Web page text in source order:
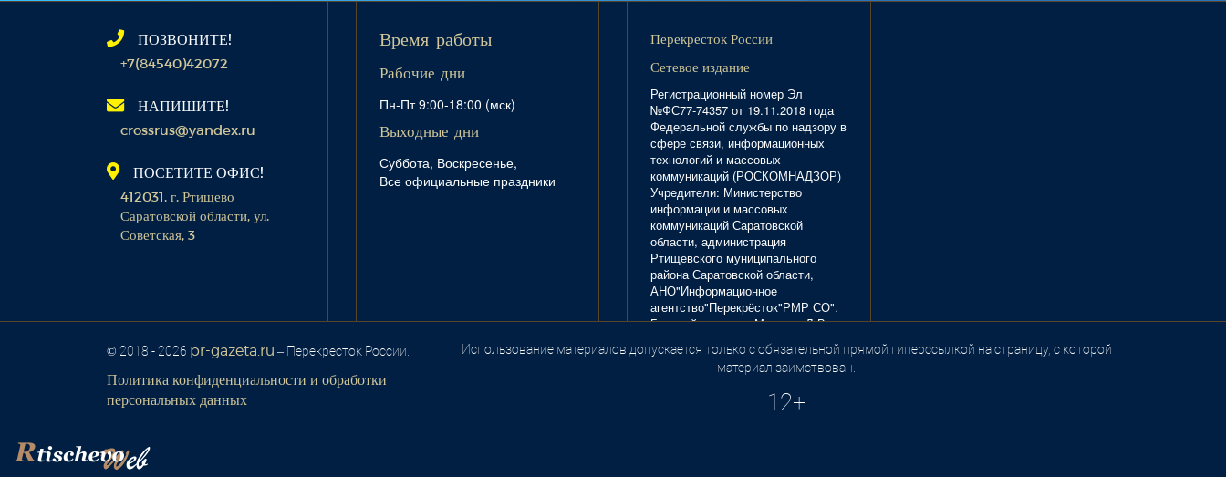
ПОЗВОНИТЕ!
+7(84540)42072
НАПИШИТЕ!
crossrus@yandex.ru
ПОСЕТИТЕ ОФИС!
412031, г. Ртищево
Саратовской области, ул.
Советская, 3
Время работы
Рабочие дни
Пн-Пт 9:00-18:00 (мск)
Выходные дни
Суббота, Воскресенье,
Все официальные праздники
Перекресток России
Сетевое издание
Регистрационный номер Эл
№ФС77-74357 от 19.11.2018 года
Федеральной службы по надзору в
сфере связи, информационных
технологий и массовых
коммуникаций (РОСКОМНАДЗОР)
Учредители: Министерство
информации и массовых
коммуникаций Саратовской
области, администрация
Ртищевского муниципального
района Саратовской области,
АНО"Информационное
агентство"Перекрёсток"РМР СО".
Главный редактор Маркова Л.В.
Тел. 8(84540)4-20-72; отдел
рекламы - 4-29-10.
© 2018 - 2026 pr-gazeta.ru – Перекресток России.
Политика конфиденциальности и обработки
персональных данных
Использование материалов допускается только с обязательной прямой гиперссылкой на страницу, с которой
материал заимствован.
12+